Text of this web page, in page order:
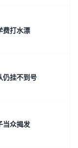
费打水漂
仍挂不到号
当众揭发